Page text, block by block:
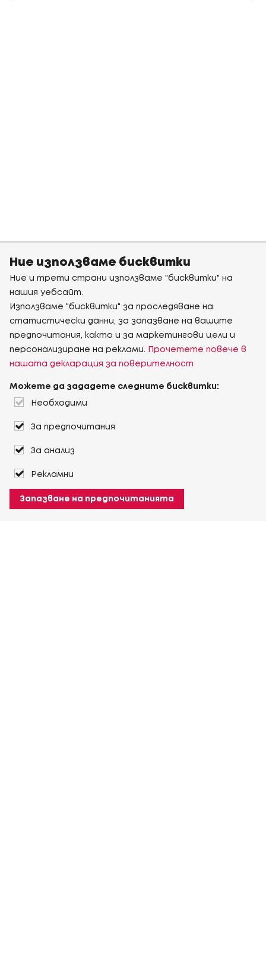
Ние използваме бисквитки
Ние и трети страни използваме "бисквитки" на
нашия уебсайт.
Използваме "бисквитки" за проследяване на
статистически данни, за запазване на вашите
предпочитания, както и за маркетингови цели и
персонализиране на реклами.
Прочетете повече в
нашата декларация за поверителност
Можете да зададете следните бисквитки:
Необходими
За предпочитания
За анализ
Рекламни
Запазване на предпочитанията